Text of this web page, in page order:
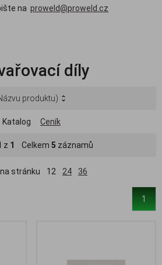
na proweld@proweld.cz
díly
produktu)
Katalog Ceník
z 1 Celkem 5 záznamů
stránku 12 24 36
1